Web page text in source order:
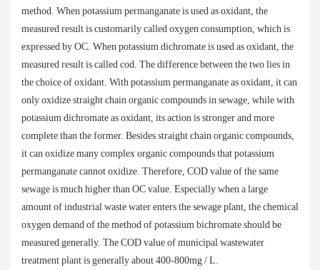
method. When potassium permanganate is used as oxidant, the
measured result is customarily called oxygen consumption, which is
expressed by OC. When potassium dichromate is used as oxidant, the
measured result is called cod. The difference between the two lies in
the choice of oxidant. With potassium permanganate as oxidant, it can
only oxidize straight chain organic compounds in sewage, while with
potassium dichromate as oxidant, its action is stronger and more
complete than the former. Besides straight chain organic compounds,
it can oxidize many complex organic compounds that potassium
permanganate cannot oxidize. Therefore, COD value of the same
sewage is much higher than OC value. Especially when a large
amount of industrial waste water enters the sewage plant, the chemical
oxygen demand of the method of potassium bichromate should be
measured generally. The COD value of municipal wastewater
treatment plant is generally about 400-800mg / L.